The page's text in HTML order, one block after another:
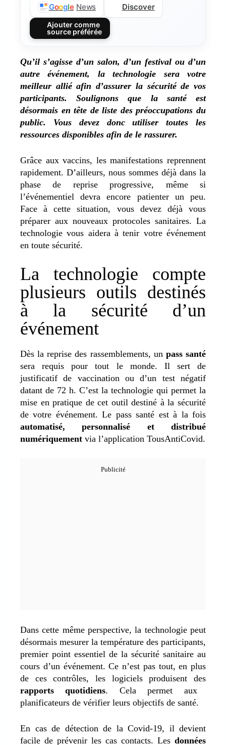
Google News Discover
Ajouter comme
source préférée
Qu’il s’agisse d’un salon, d’un festival ou d’un
autre événement, la technologie sera votre
meilleur allié afin d’assurer la sécurité de vos
participants. Soulignons que la santé est
désormais en tête de liste des préoccupations du
public. Vous devez donc utiliser toutes les
ressources disponibles afin de le rassurer.
Grâce aux vaccins, les manifestations reprennent
rapidement. D’ailleurs, nous sommes déjà dans la
phase de reprise progressive, même si
l’événementiel devra encore patienter un peu.
Face à cette situation, vous devez déjà vous
préparer aux nouveaux protocoles sanitaires. La
technologie vous aidera à tenir votre événement
en toute sécurité.
La technologie compte
plusieurs outils destinés
à la sécurité d’un
événement
Dès la reprise des rassemblements, un pass santé
sera requis pour tout le monde. Il sert de
justificatif de vaccination ou d’un test négatif
datant de 72 h. C’est la technologie qui permet la
mise en pratique de cet outil destiné à la sécurité
de votre événement. Le pass santé est à la fois
automatisé, personnalisé et distribué
numériquement via l’application TousAntiCovid.
Dans cette même perspective, la technologie peut
désormais mesurer la température des participants,
premier point essentiel de la sécurité sanitaire au
cours d’un événement. Ce n’est pas tout, en plus
de ces contrôles, les logiciels produisent des
rapports quotidiens. Cela permet aux
planificateurs de vérifier leurs objectifs de santé.
En cas de détection de la Covid-19, il devient
facile de prévenir les cas contacts. Les données